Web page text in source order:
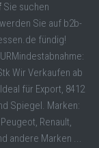
Sie suchen
Sie auf b2b-
fündig!
Wir Verkaufen ab
für Export, 8412
Spiegel. Marken:
Renault,
andere Marken ...